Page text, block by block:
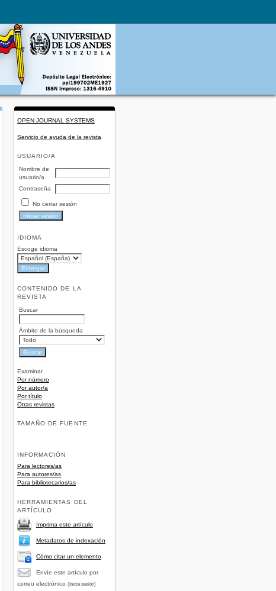
OPEN JOURNAL SYSTEMS
Servicio de ayuda de la revista
USUARIO/A
Nombre de
usuario/a
Contraseña
No cerrar sesión
IDIOMA
Escoge idioma
CONTENIDO DE LA
REVISTA
Buscar
Ámbito de la búsqueda
Examinar
Por número
Por autor/a
Por título
Otras revistas
TAMAÑO DE FUENTE
INFORMACIÓN
Para lectores/as
Para autores/as
Para bibliotecarios/as
HERRAMIENTAS DEL
ARTÍCULO
Imprima este artículo
Metadatos de indexación
Cómo citar un elemento
Envíe este artículo por
correo electrónico (Inicie sesión)